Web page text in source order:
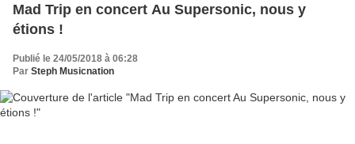
Mad Trip en concert Au Supersonic, nous y
étions !
Publié le 24/05/2018 à 06:28
Par Steph Musicnation